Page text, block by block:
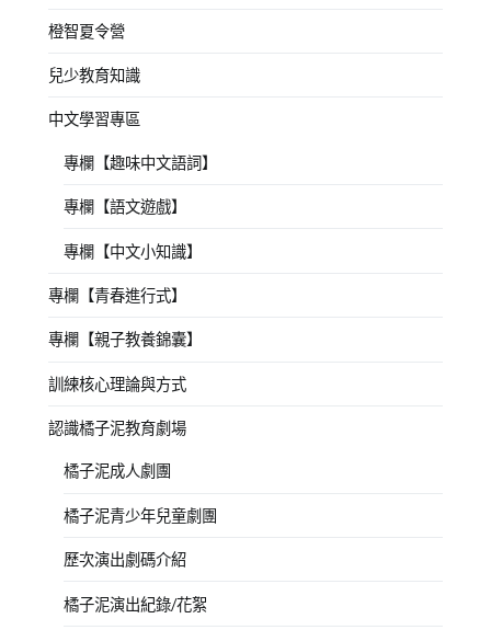
橙智夏令營
兒少教育知識
中文學習專區
專欄【趣味中文語詞】
專欄【語文遊戲】
專欄【中文小知識】
專欄【青春進行式】
專欄【親子教養錦囊】
訓練核心理論與方式
認識橘子泥教育劇場
橘子泥成人劇團
橘子泥青少年兒童劇團
歷次演出劇碼介紹
橘子泥演出紀錄/花絮